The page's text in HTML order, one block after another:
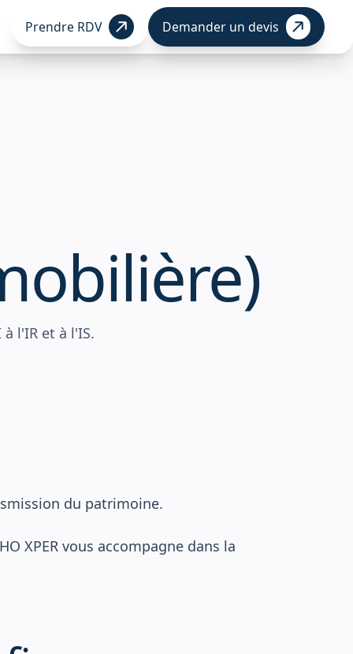
Prendre RDV Demander un devis
à l'IR et à l'IS.
du patrimoine.
XPER vous accompagne dans la